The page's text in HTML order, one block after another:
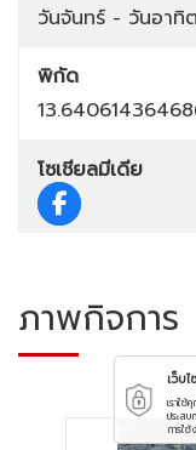
วันจันทร์ - วันอาทิ
พิกัด
โซเชียลมีเดีย
ภาพกิจการ
เว็บ
เราใช้
ประสบ
การใช้